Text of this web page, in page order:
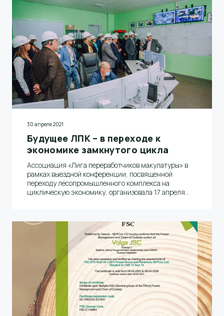
30 апреля 2021
Будущее ЛПК – в переходе к
экономике замкнутого цикла
Ассоциация «Лига переработчиков макулатуры» в
рамках выездной конференции, посвященной
переходу лесопромышленного комплекса на
циклическую экономику, организовала 17 апреля